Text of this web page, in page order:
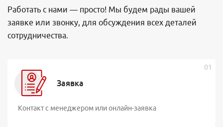
Работать с нами — просто! Мы будем рады вашей
заявке или звонку, для обсуждения всех деталей
сотрудничества.
Заявка
Контакт с менеджером или онлайн-заявка